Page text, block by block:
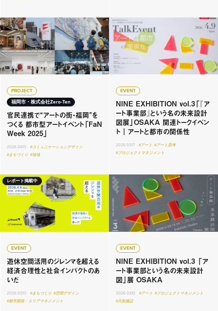
PROJECT
福岡市・株式会社Zero-Ten
官民連携で“アートの街・福岡”を
つくる 都市型アートイベント「FaN
Week 2025」
2026.04.15
#コミュニケーションデザイン
#まちづくり #地域
EVENT
NINE EXHIBITION vol.3「『ア
ート事業部』という名の未来設計
図展」OSAKA 関連トークイベン
ト｜アートと都市の関係性
2026.03.17 #アート #アート思考
#プロジェクトマネジメント
レポート掲載中
EVENT
遊休空間活用のジレンマを超える
経済合理性と社会インパクトのあ
いだ
2026.03.10 #まちづくり #空間デザイン
#都市開発・エリアマネジメント
EVENT
NINE EXHIBITION vol.3 「ア
ート事業部という名の未来設計
図」展 OSAKA
2026.03.10 #アート #プロジェクトマネジメント
#共創施設